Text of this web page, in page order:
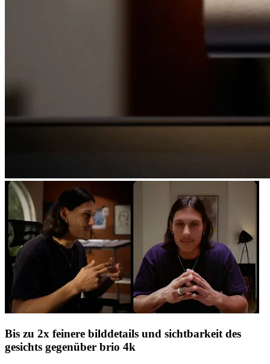
Bis zu 2x feinere bilddetails und sichtbarkeit des
gesichts gegenüber brio 4k